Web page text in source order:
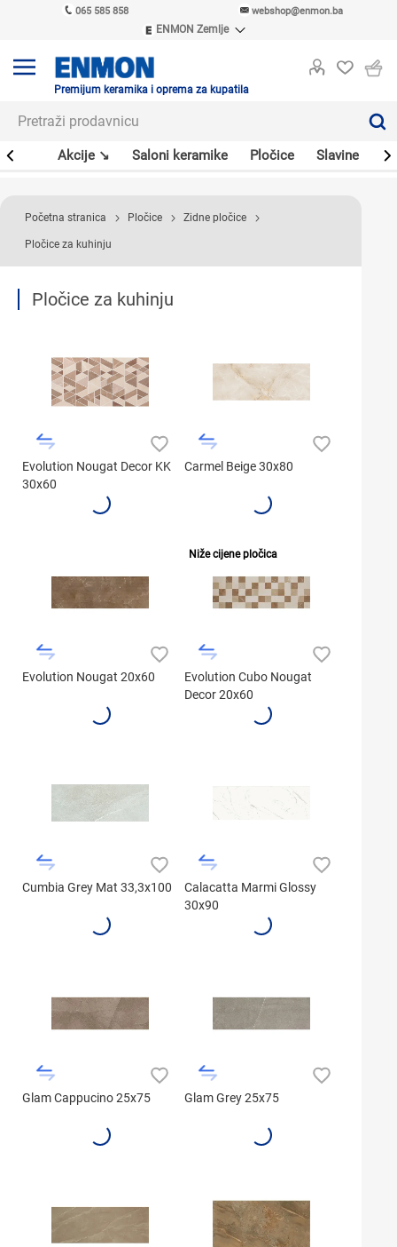
065 585 858 webshop@enmon.ba
ENMON Zemlje
ENMON MKD
Premijum keramika i oprema za kupatila
Akcije ↘ Saloni keramike Pločice Slavine
Početna stranica Pločice Zidne pločice
Pločice za kuhinju
Pločice za kuhinju
Evolution Nougat Decor KK
30x60
Carmel Beige 30x80
Evolution Nougat 20x60
Niže cijene pločica
Evolution Cubo Nougat
Decor 20x60
Cumbia Grey Mat 33,3x100
Calacatta Marmi Glossy
30x90
Glam Cappucino 25x75 Glam Grey 25x75